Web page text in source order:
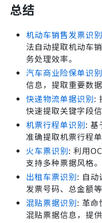
总结
机动车销售发票识别
法自动提取机动车
务处理效率。
汽车商业险保单识别
信息，提取重要数据
快递物流单据识别:
快速提取关键字段信
机票行程单识别: 基
准确提取机票行程
火车票识别: 利用
支持多种票据风格。
出租车票识别: 自动
发票号码、总金额等
混贴票据识别: 革命
混贴票据信息，提